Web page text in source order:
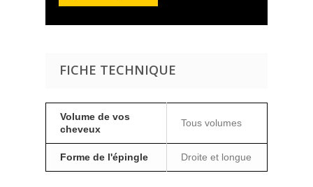
FICHE TECHNIQUE
Volume de vos
cheveux
Tous volumes
Forme de l'épingle Droite et longue